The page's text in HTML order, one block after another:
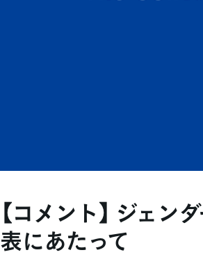
【コメント】 ジェン
表にあたって